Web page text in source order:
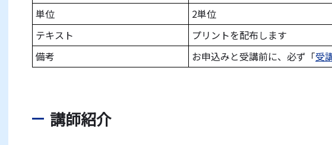
単位
2単位
テキスト
プリントを配布します
備考
お申込みと受講前に、必ず「受
講師紹介